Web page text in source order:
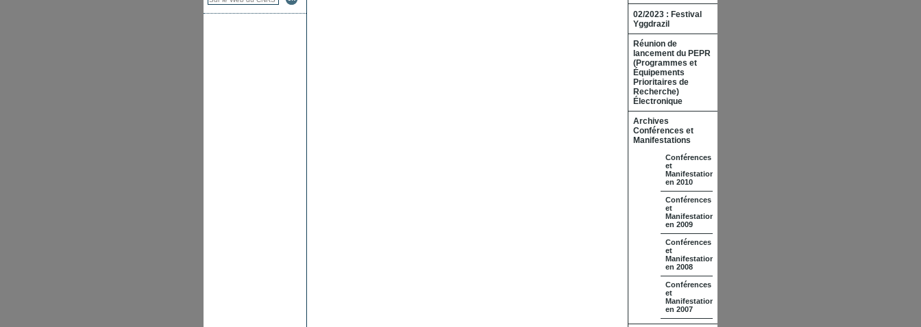
02/2023 : Festival
Yggdrazil
Réunion de
lancement du PEPR
(Programmes et
Équipements
Prioritaires de
Recherche)
Électronique
Archives
Conférences et
Manifestations
Conférences
et
Manifestations
en 2010
Conférences
et
Manifestations
en 2009
Conférences
et
Manifestations
en 2008
Conférences
et
Manifestations
en 2007